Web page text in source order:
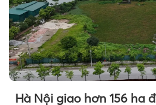
Hà Nội giao hơn 156 ha